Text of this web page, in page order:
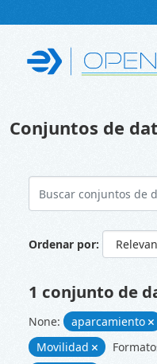
Conjuntos de
Ordenar por
1 conjunto de
None: aparcamiento
Movilidad